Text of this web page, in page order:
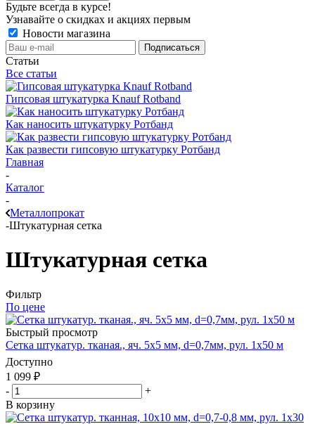
Будьте всегда в курсе!
Узнавайте о скидках и акциях первым
Новости магазина
Статьи
Все статьи
Гипсовая штукатурка Knauf Rotband
Как наносить штукатурку Ротбанд
Как развести гипсовую штукатурку Ротбанд
Главная
-
Каталог
-
Металлопрокат
-Штукатурная сетка
Штукатурная сетка
Фильтр
По цене
Быстрый просмотр
Сетка штукатур. тканая., яч. 5x5 мм, d=0,7мм, рул. 1x50 м
Доступно
1 099 ₽
-
+
В корзину